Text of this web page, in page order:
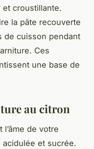
croustillante.
la pâte recouverte
de cuisson pendant
Ces
une base de
au citron
l’âme de votre
et sucrée.